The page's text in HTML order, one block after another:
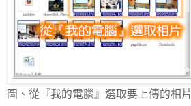
圖、從『我的電腦』選取要上傳的相片